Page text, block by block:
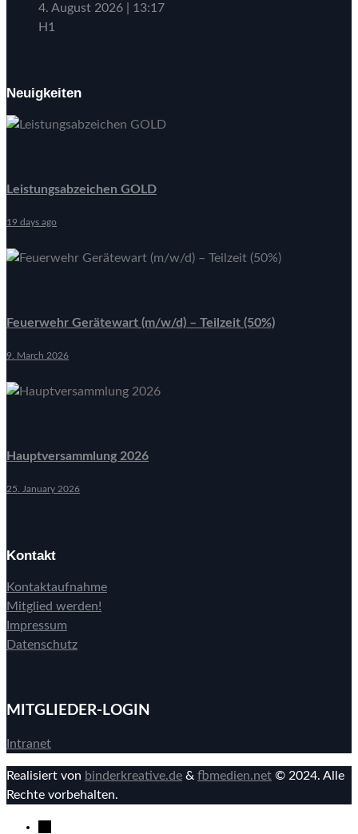
4. August 2026
13:17
H1
Neuigkeiten
Leistungsabzeichen GOLD
19 days ago
Feuerwehr Gerätewart (m/w/d) – Teilzeit (50%)
9. March 2026
Hauptversammlung 2026
25. January 2026
Kontakt
Kontaktaufnahme
Mitglied werden!
Impressum
Datenschutz
MITGLIEDER-LOGIN
Intranet
Realisiert von binderkreative.de & fbmedien.net © 2024. Alle
Rechte vorbehalten.